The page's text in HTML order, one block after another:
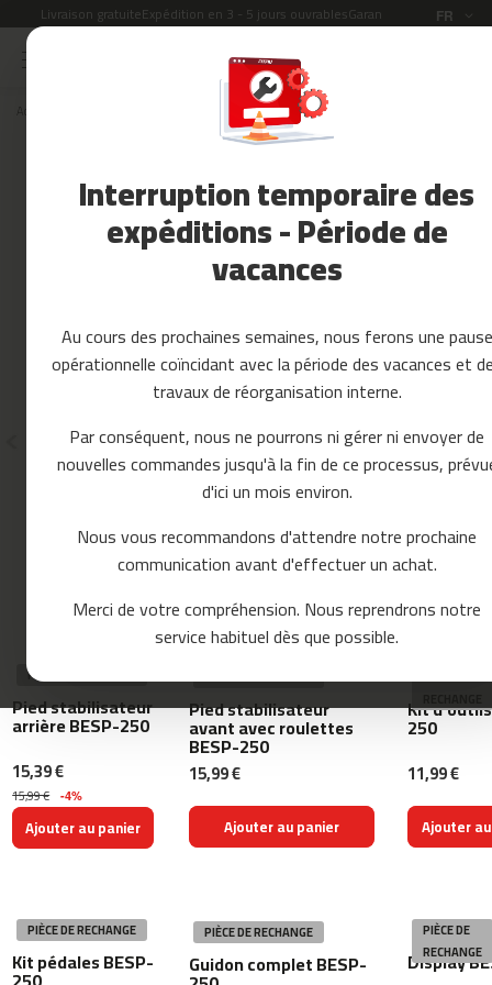
Interruption temporaire des
expéditions - Période de
vacances
Au cours des prochaines semaines, nous ferons une pause
opérationnelle coïncidant avec la période des vacances et
travaux de réorganisation interne.
Par conséquent, nous ne pourrons ni gérer ni envoyer de
nouvelles commandes jusqu'à la fin de ce processus,
d'ici un mois environ.
Nous vous recommandons d'attendre notre prochaine
communication avant d'effectuer un achat.
Merci de votre compréhension. Nous reprendrons notre
service habituel dès que possible.
Livraison gratuiteExpédition en 3 - 5 jours ouvrablesGarantie de 2 ans
Allez
au
Langue
FR
8
0
c
9
-
1
0
Accueil VELOS INDOOR CYCLING
Pièces détachées, pièces de
rechange et accessoires pour
vélos d'indoor cycling
Besp-22 Besp-300
Trier par :
PIÈCE DE RECHANGE
Pied stabilisateur
arrière BESP-250
15,39 €
15,99 € -4%
Ajouter au panier
PIÈCE DE RECHANGE
Pied stabilisateur
avant avec roulettes
BESP-250
15,99 €
Ajouter au panier
PIÈCE DE
Kit
250
11,99 €
Ajouter
PIÈCE DE RECHANGE
Kit pédales BESP-
PIÈCE DE RECHANGE
Guidon complet BESP-
PIÈCE DE
RECHANGE
Display